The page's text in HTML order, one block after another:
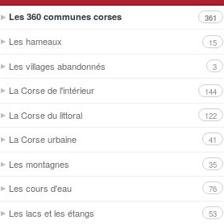
Les 360 communes corses
361
Les hameaux 15
Les villages abandonnés 3
La Corse de l'intérieur 144
La Corse du littoral 122
La Corse urbaine 41
Les montagnes 35
Les cours d'eau 76
Les lacs et les étangs 53